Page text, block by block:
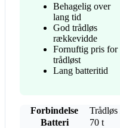
Behagelig over
lang tid
God trådløs
rækkevidde
Fornuftig pris for
trådløst
Lang batteritid
Forbindelse
Batteri
70 t